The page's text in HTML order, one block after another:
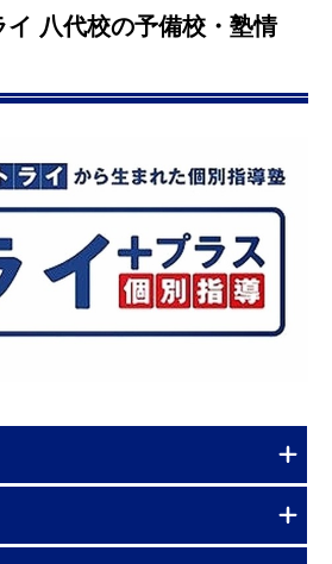
イ 八代校の予備校・塾情